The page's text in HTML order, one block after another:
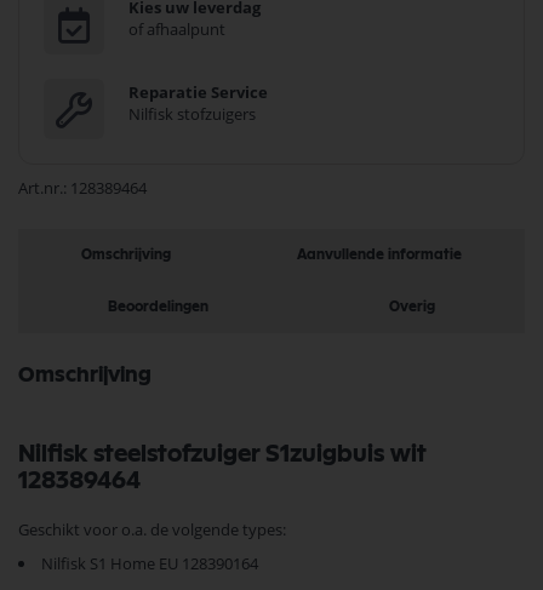
Kies uw leverdag
of afhaalpunt
Reparatie Service
Nilfisk stofzuigers
Art.nr. 128389464
Omschrijving Aanvullende informatie
Beoordelingen Overig
Omschrijving
Nilfisk steelstofzuiger S1zuigbuis wit
128389464
Geschikt voor o.a. de volgende types:
Nilfisk S1 Home EU 128390164